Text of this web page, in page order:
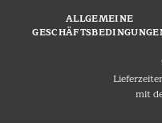
ALLGEMEINE
mit